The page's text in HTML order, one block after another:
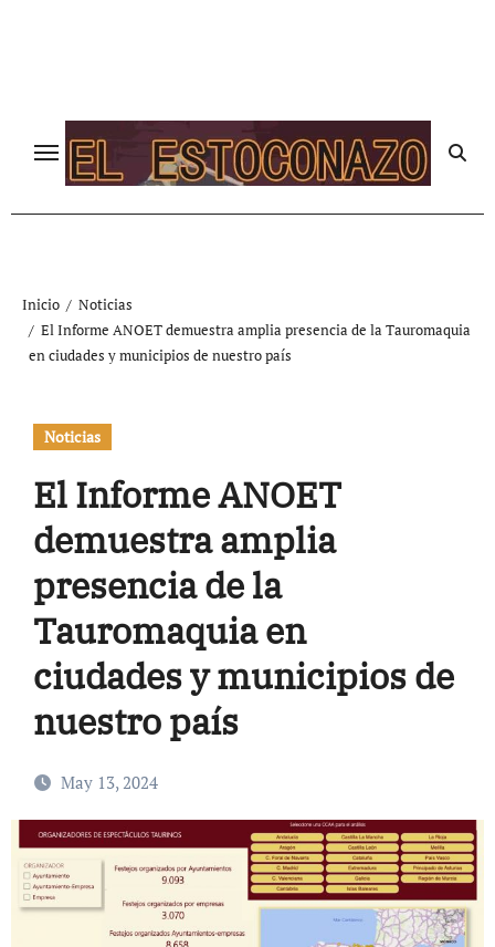
Inicio
Noticias
El Informe ANOET demuestra amplia presencia de la Tauromaquia
en ciudades y municipios de nuestro país
Noticias
El Informe ANOET
demuestra amplia
presencia de la
Tauromaquia en
ciudades y municipios de
nuestro país
May 13, 2024